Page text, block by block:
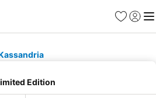
FavoritiPrijavi
Edition